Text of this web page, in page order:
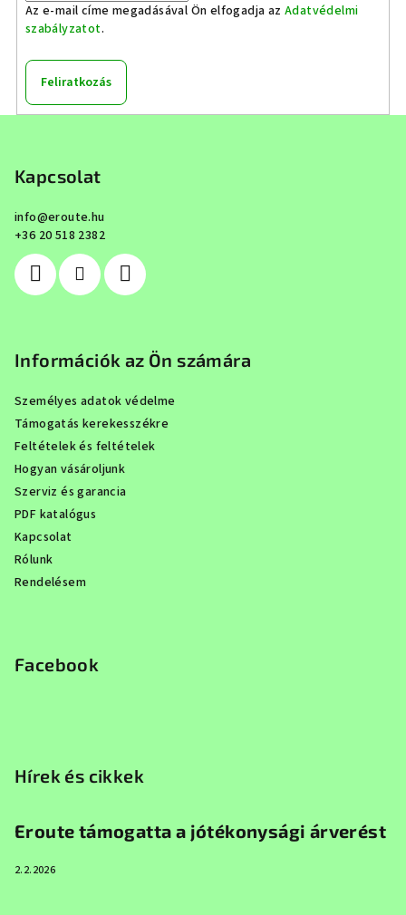
Az e-mail címe megadásával Ön elfogadja az Adatvédelmi
szabályzatot.
Feliratkozás
Kapcsolat
info@eroute.hu
+36 20 518 2382
Információk az Ön számára
Személyes adatok védelme
Támogatás kerekesszékre
Feltételek és feltételek
Hogyan vásároljunk
Szerviz és garancia
PDF katalógus
Kapcsolat
Rólunk
Rendelésem
Facebook
Hírek és cikkek
Eroute támogatta a jótékonysági árverést
2.2.2026